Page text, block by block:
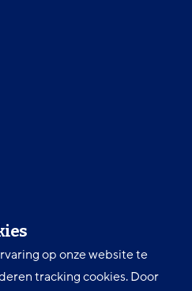
op onze website te
tracking cookies. Door